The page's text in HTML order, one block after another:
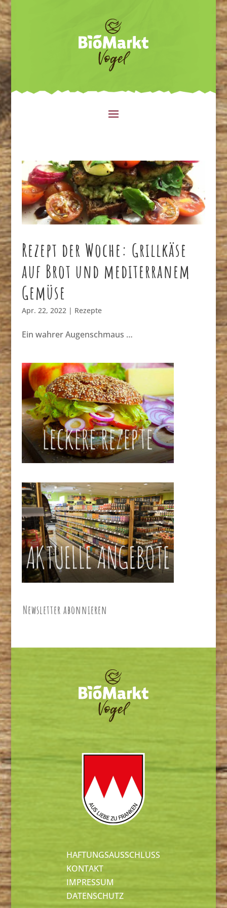
Rezept der Woche: Grillkäse
auf Brot und mediterranem
Gemüse
Apr. 22, 2022 | Rezepte
Ein wahrer Augenschmaus …
Newsletter abonnieren
HAFTUNGSAUSSCHLUSS
KONTAKT
IMPRESSUM
DATENSCHUTZ